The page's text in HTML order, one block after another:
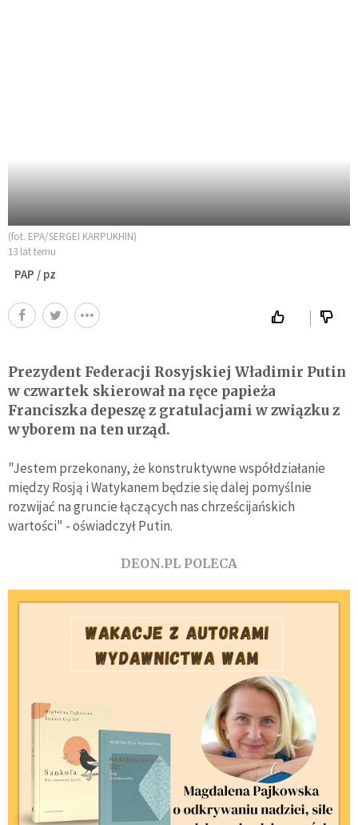
(fot. EPA/SERGEI KARPUKHIN)
13 lat temu
PAP / pz
Prezydent Federacji Rosyjskiej Władimir Putin
w czwartek skierował na ręce papieża
Franciszka depeszę z gratulacjami w związku z
wyborem na ten urząd.
"Jestem przekonany, że konstruktywne współdziałanie
między Rosją i Watykanem będzie się dalej pomyślnie
rozwijać na gruncie łączących nas chrześcijańskich
wartości" - oświadczył Putin.
DEON.PL POLECA